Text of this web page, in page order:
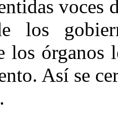
los
los órganos
Así se